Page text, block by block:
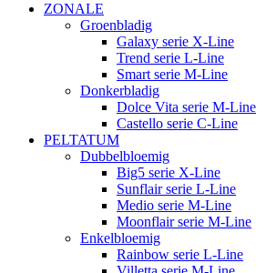
ZONALE
Groenbladig
Galaxy serie X-Line
Trend serie L-Line
Smart serie M-Line
Donkerbladig
Dolce Vita serie M-Line
Castello serie C-Line
PELTATUM
Dubbelbloemig
Big5 serie X-Line
Sunflair serie L-Line
Medio serie M-Line
Moonflair serie M-Line
Enkelbloemig
Rainbow serie L-Line